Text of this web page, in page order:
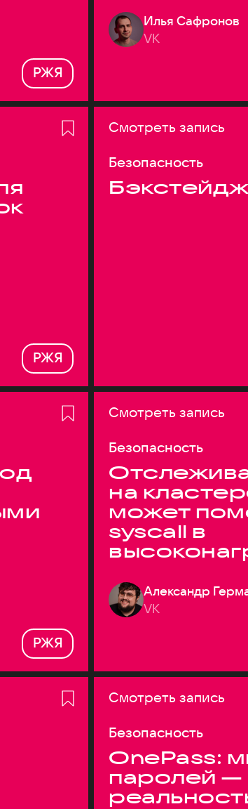
РЖЯ
Илья Сафронов
VK
РЖЯ
Смотреть запись
Безопасность
Бэкстейдж
РЖЯ
Смотреть запись
Безопасность
на
может
syscall в
Александр
VK
Смотреть запись
Безопасность
OnePass:
паролей —